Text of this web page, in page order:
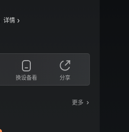
详情 ›
换设备看 分享
更多